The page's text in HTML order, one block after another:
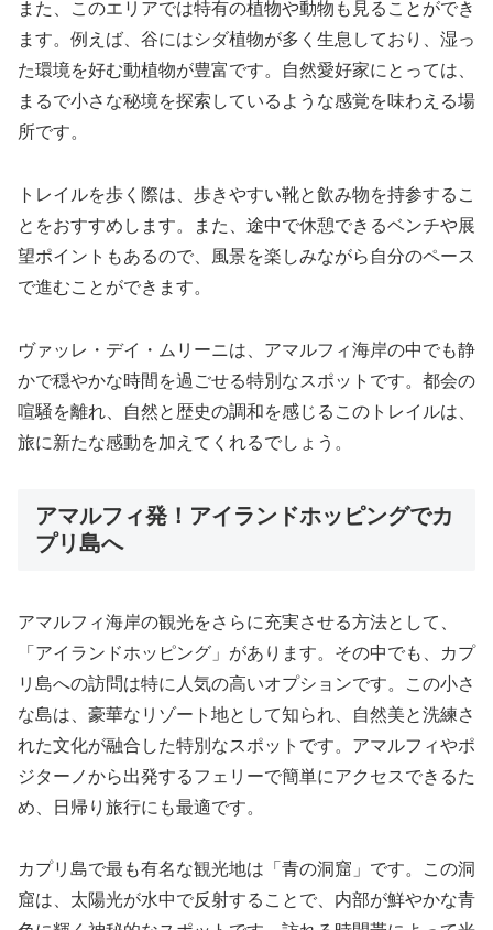
また、このエリアでは特有の植物や動物も見ることができ
ます。例えば、谷にはシダ植物が多く生息しており、湿っ
た環境を好む動植物が豊富です。自然愛好家にとっては、
まるで小さな秘境を探索しているような感覚を味わえる場
所です。
トレイルを歩く際は、歩きやすい靴と飲み物を持参するこ
とをおすすめします。また、途中で休憩できるベンチや展
望ポイントもあるので、風景を楽しみながら自分のペース
で進むことができます。
ヴァッレ・デイ・ムリーニは、アマルフィ海岸の中でも静
かで穏やかな時間を過ごせる特別なスポットです。都会の
喧騒を離れ、自然と歴史の調和を感じるこのトレイルは、
旅に新たな感動を加えてくれるでしょう。
アマルフィ発！アイランドホッピングでカ
プリ島へ
アマルフィ海岸の観光をさらに充実させる方法として、
「アイランドホッピング」があります。その中でも、カプ
リ島への訪問は特に人気の高いオプションです。この小さ
な島は、豪華なリゾート地として知られ、自然美と洗練さ
れた文化が融合した特別なスポットです。アマルフィやポ
ジターノから出発するフェリーで簡単にアクセスできるた
め、日帰り旅行にも最適です。
カプリ島で最も有名な観光地は「青の洞窟」です。この洞
窟は、太陽光が水中で反射することで、内部が鮮やかな青